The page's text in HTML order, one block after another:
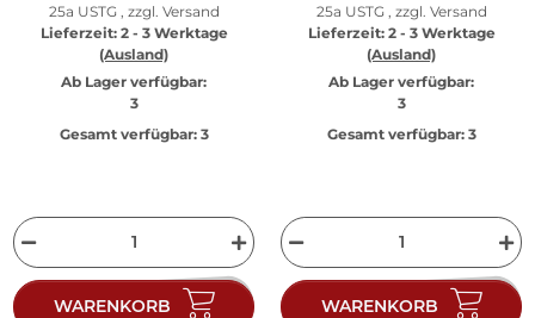
25a USTG , zzgl. Versand
Lieferzeit: 2 - 3 Werktage
(Ausland)
Ab Lager verfügbar:
3
Gesamt verfügbar:3
WARENKORB
25a USTG , zzgl. Versand
Lieferzeit: 2 - 3 Werktage
(Ausland)
Ab Lager verfügbar:
3
Gesamt verfügbar:3
WARENKORB